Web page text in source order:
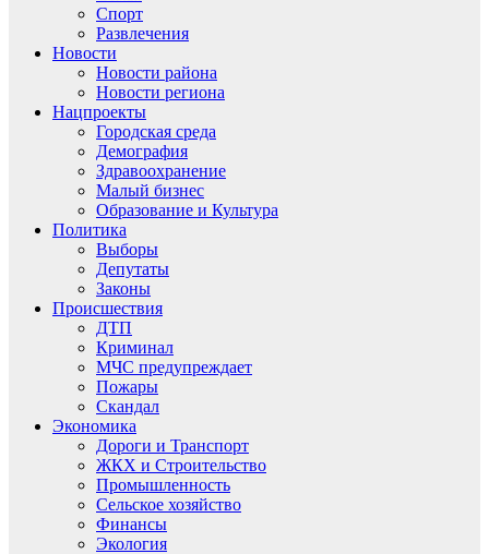
Спорт
Развлечения
Новости
Новости района
Новости региона
Нацпроекты
Городская среда
Демография
Здравоохранение
Малый бизнес
Образование и Культура
Политика
Выборы
Депутаты
Законы
Происшествия
ДТП
Криминал
МЧС предупреждает
Пожары
Скандал
Экономика
Дороги и Транспорт
ЖКХ и Строительство
Промышленность
Сельское хозяйство
Финансы
Экология